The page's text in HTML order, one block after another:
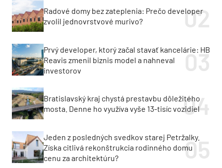
Radové domy bez zateplenia: Prečo developer
zvolil jednovrstvové murivo?
Prvý developer, ktorý začal stavať kancelárie: HB
Reavis zmenil biznis model a nahneval
investorov
Bratislavský kraj chystá prestavbu dôležitého
mosta. Denne ho využíva vyše 13-tisíc vozidiel
Jeden z posledných svedkov starej Petržalky.
Získa citlivá rekonštrukcia rodinného domu
cenu za architektúru?